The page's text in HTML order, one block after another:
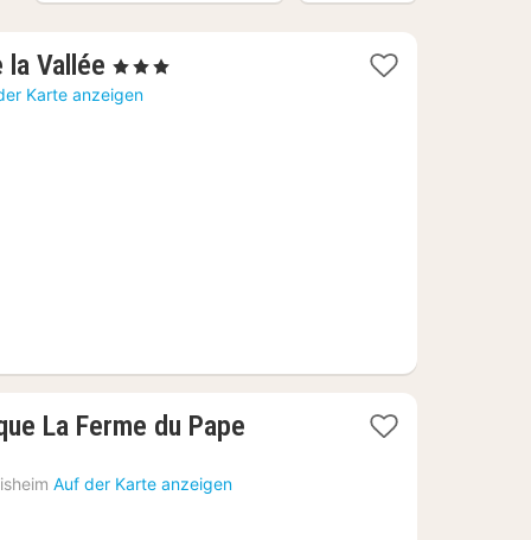
Vallée 1
Nacht
, 3 Sterne
Karte anzeigen
La Ferme du Pape
Auf der Karte anzeigen